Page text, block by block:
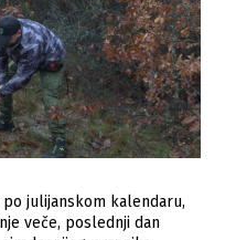
julijanskom kalendaru,
veče, poslednji dan